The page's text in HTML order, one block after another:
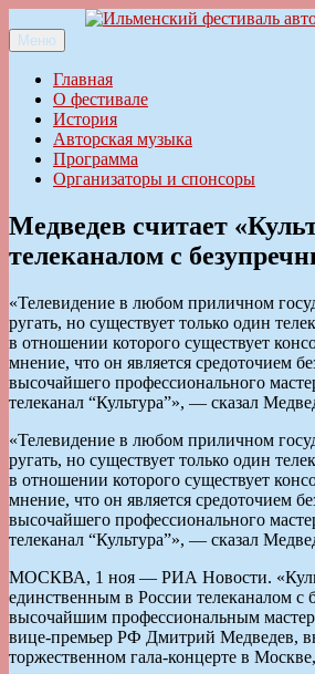
к
содержимому
Ильменский фестиваль авторской песни
Меню
Главная
О фестивале
История
Авторская музыка
Программа
Организаторы и спонсоры
Медведев считает
телеканалом с
«Телевидение в любом приличном
ругать, но существует только один
в отношении которого существует
мнение, что он является средоточием
высочайшего профессионального
телеканал “Культура”», — сказал
«Телевидение в любом приличном
ругать, но существует только один
в отношении которого существует
мнение, что он является средоточием
высочайшего профессионального
телеканал “Культура”», — сказал
МОСКВА, 1 ноя — РИА Новости.
единственным в России телеканалом с
высочайшим профессиональным
вице-премьер РФ Дмитрий Медведев,
торжественном гала-концерте в